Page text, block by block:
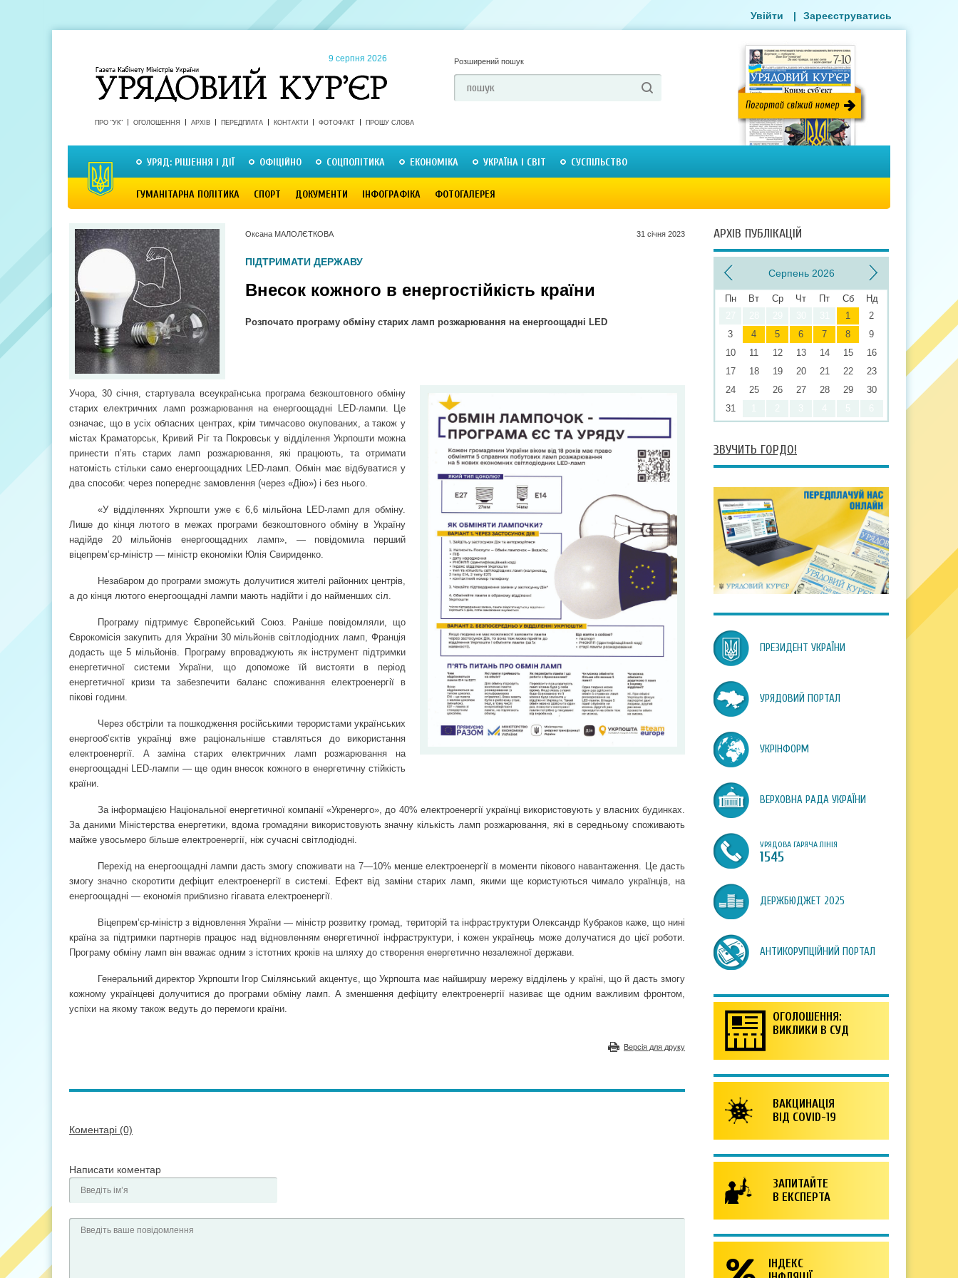
9 серпня 2026 Розширений пошук
ПРО "УК" ОГОЛОШЕННЯ АРХІВ ПЕРЕДПЛАТА КОНТАКТИ ФОТОФАКТ ПРОШУ СЛОВА
УРЯД: РІШЕННЯ І ДІЇ ОФІЦІЙНО СОЦПОЛІТИКА ЕКОНОМІКА УКРАЇНА І СВІТ СУСПІЛЬСТВО
ГУМАНІТАРНА ПОЛІТИКА СПОРТ ДОКУМЕНТИ ІНФОГРАФІКА ФОТОГАЛЕРЕЯ
Увійти | Зареєструватись
Оксана МАЛОЛЄТКОВА 31 сiчня 2023
ПІДТРИМАТИ ДЕРЖАВУ
Внесок кожного в енергостійкість країни
Розпочато програму обміну старих ламп розжарювання на енергоощадні LED
Учора, 30 січня, стартувала всеукраїнська програма безкоштовного обміну
старих електричних ламп розжарювання на енергоощадні LED-лампи. Це
означає, що в усіх обласних центрах, крім тимчасово окупованих, а також у
містах Краматорськ, Кривий Ріг та Покровськ у відділення Укрпошти можна
принести п’ять старих ламп розжарювання, які працюють, та отримати
натомість стільки само енергоощадних LED-ламп. Обмін має відбуватися у
два способи: через попереднє замовлення (через «Дію») і без нього.
«У відділеннях Укрпошти уже є 6,6 мільйона LED-ламп для обміну.
Лише до кінця лютого в межах програми безкоштовного обміну в Україну
надійде 20 мільйонів енергоощадних ламп», — повідомила перший
віцепрем’єр-міністр — міністр економіки Юлія Свириденко.
Незабаром до програми зможуть долучитися жителі районних центрів,
а до кінця лютого енергоощадні лампи мають надійти і до найменших сіл.
Програму підтримує Європейський Союз. Раніше повідомляли, що
Єврокомісія закупить для України 30 мільйонів світлодіодних ламп, Франція
додасть ще 5 мільйонів. Програму впроваджують як інструмент підтримки
енергетичної системи України, що допоможе їй вистояти в період
енергетичної кризи та забезпечити баланс споживання електроенергії в
пікові години.
Через обстріли та пошкодження російськими терористами українських
енергооб’єктів українці вже раціональніше ставляться до використання
електроенергії. А заміна старих електричних ламп розжарювання на
енергоощадні LED-лампи — ще один внесок кожного в енергетичну стійкість
країни.
За інформацією Національної енергетичної компанії «Укренерго», до 40% електроенергії українці використовують у власних будинках.
За даними Міністерства енергетики, вдома громадяни використовують значну кількість ламп розжарювання, які в середньому споживають
майже увосьмеро більше електроенергії, ніж сучасні світлодіодні.
Перехід на енергоощадні лампи дасть змогу споживати на 7—10% менше електроенергії в моменти пікового навантаження. Це дасть
змогу значно скоротити дефіцит електроенергії в системі. Ефект від заміни старих ламп, якими ще користуються чимало українців, на
енергоощадні — економія приблизно гігавата електроенергії.
Віцепрем’єр-міністр з відновлення України — міністр розвитку громад, територій та інфраструктури Олександр Кубраков каже, що нині
країна за підтримки партнерів працює над відновленням енергетичної інфраструктури, і кожен українець може долучатися до цієї роботи.
Програму обміну ламп він вважає одним з істотних кроків на шляху до створення енергетично незалежної держави.
Генеральний директор Укрпошти Ігор Смілянський акцентує, що Укрпошта має найширшу мережу відділень у країні, що й дасть змогу
кожному українцеві долучитися до програми обміну ламп. А зменшення дефіциту електроенергії називає ще одним важливим фронтом,
успіхи на якому також ведуть до перемоги країни.
Версія для друку
Коментарі (0)
Написати коментар
АРХІВ ПУБЛІКАЦІЙ
Серпень 2026
Пн Вт Ср Чт Пт Сб
Нд
1
2
3
4 5 6 7 8
9
10
11 12 13 14 15
16
17
18 19 20 21 22
23
24
25 26 27 28 29
30
31
ЗВУЧИТЬ ГОРДО!
ПРЕЗИДЕНТ УКРАЇНИ
УРЯДОВИЙ ПОРТАЛ
УКРІНФОРМ
ВЕРХОВНА РАДА УКРАЇНИ
УРЯДОВА ГАРЯЧА ЛІНІЯ
1545
ДЕРЖБЮДЖЕТ 2025
АНТИКОРУПЦІЙНИЙ ПОРТАЛ
ОГОЛОШЕННЯ:
ВИКЛИКИ В СУД
ВАКЦИНАЦІЯ
ВІД COVID-19
ЗАПИТАЙТЕ
В ЕКСПЕРТА
ІНДЕКС